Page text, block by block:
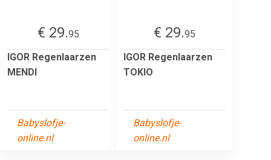
€ 29.95
IGOR Regenlaarzen
MENDI
Babyslofje-
online.nl
€ 29.95
IGOR Regenlaarzen
TOKIO
Babyslofje-
online.nl